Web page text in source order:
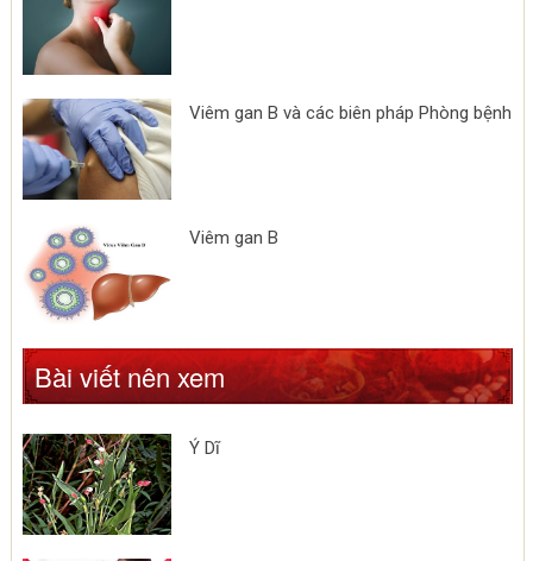
Viêm gan B và các biên pháp Phòng bệnh
Viêm gan B
Bài viết nên xem
Ý Dĩ